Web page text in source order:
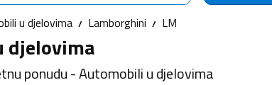
u djelovima Lamborghini LM
djelovima
ponudu - Automobili u djelovima